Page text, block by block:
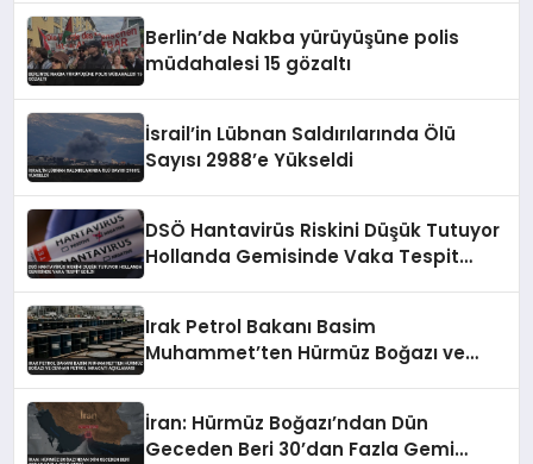
Berlin’de Nakba yürüyüşüne polis
müdahalesi 15 gözaltı
İsrail’in Lübnan Saldırılarında Ölü
Sayısı 2988’e Yükseldi
DSÖ Hantavirüs Riskini Düşük Tutuyor
Hollanda Gemisinde Vaka Tespit
Irak Petrol Bakanı Basim
Muhammet’ten Hürmüz Boğazı ve
İran: Hürmüz Boğazı’ndan Dün
Geceden Beri 30’dan Fazla Gemi